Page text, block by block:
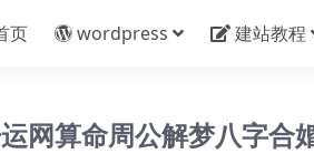
页 wordpress 建站教程
运网算命周公解梦八字